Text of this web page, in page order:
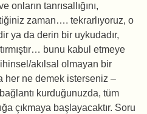
tanrısallığını,
zaman…. tekrarlıyoruz, o
ya da derin bir uykudadır,
bunu kabul etmeye
akılsal olmayan bir
her ne demek isterseniz –
kurduğunuzda, tüm
çıkmaya başlayacaktır. Soru